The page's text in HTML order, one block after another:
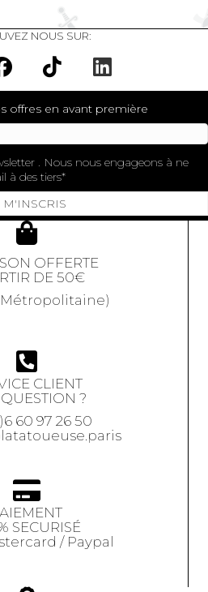
NOUS SUR:
offres en avant première
. Nous nous engageons à ne
à des tiers
M'INSCRIS
OFFERTE
DE 50€
CLIENT
?
60 97 26 50
SECURISÉ
/ Paypal